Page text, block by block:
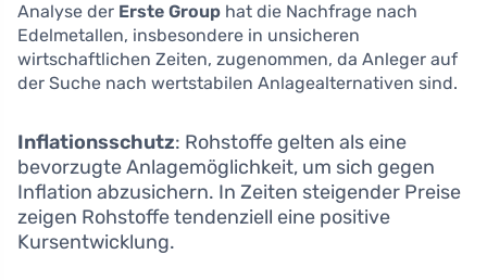
Analyse der Erste Group hat die Nachfrage nach
Edelmetallen, insbesondere in unsicheren
wirtschaftlichen Zeiten, zugenommen, da Anleger auf
der Suche nach wertstabilen Anlagealternativen sind.
Inflationsschutz: Rohstoffe gelten als eine
bevorzugte Anlagemöglichkeit, um sich gegen
Inflation abzusichern. In Zeiten steigender Preise
zeigen Rohstoffe tendenziell eine positive
Kursentwicklung.